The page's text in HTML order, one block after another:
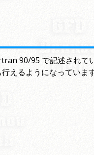
90/95 で記述され
えるようになっていま